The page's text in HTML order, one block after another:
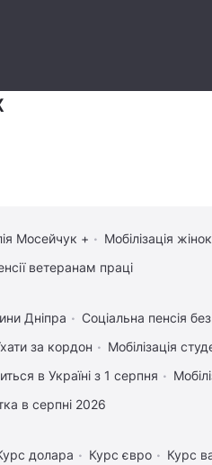
Мосейчук + Мобілізація
ветеранам праці
Дніпра Соціальна пенсія
за кордон
Мобілізація
в Україні з 1 серпня
в серпні 2026
долара Курс євро Курс